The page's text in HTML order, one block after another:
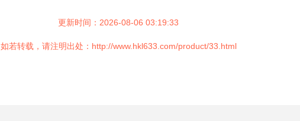
更新时间：2026-08-06 03:19:33
如若转载，请注明出处：http://www.hkl633.com/product/33.html